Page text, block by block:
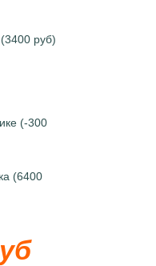
руб)
(-300
(6400